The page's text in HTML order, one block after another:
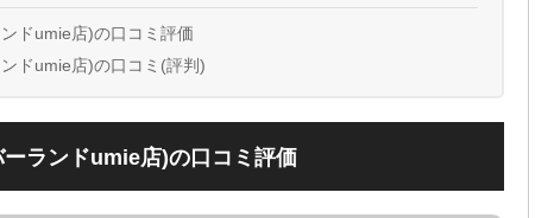
ドumie店)の口コミ評価
ドumie店)の口コミ(評判)
ランドumie店)の口コミ評価